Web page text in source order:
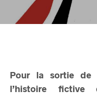
Pour la sortie de
l’histoire fictive